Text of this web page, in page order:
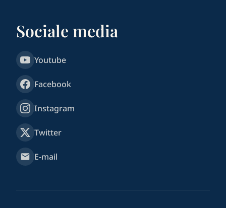
Sociale media
Youtube
Facebook
Instagram
Twitter
E-mail